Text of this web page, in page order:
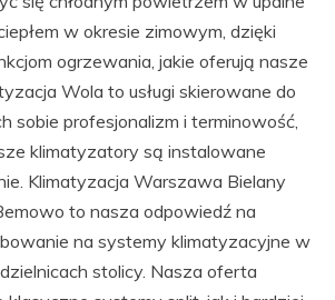
w okresie zimowym, dzięki
ogrzewania, jakie oferują nasze
Wola to usługi skierowane do
sobie profesjonalizm i terminowość,
klimatyzatory są instalowane
Klimatyzacja Warszawa Bielany
to nasza odpowiedź na
na systemy klimatyzacyjne w
stolicy. Nasza oferta